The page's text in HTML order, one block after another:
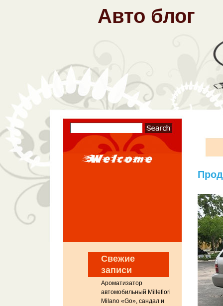
Авто блог
Свежие
записи
Ароматизатор
автомобильный Millefiori
Milano «Go», сандал и